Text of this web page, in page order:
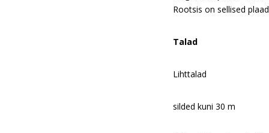
Rootsis on sellised
Talad
Lihttalad
silded kuni 30 m